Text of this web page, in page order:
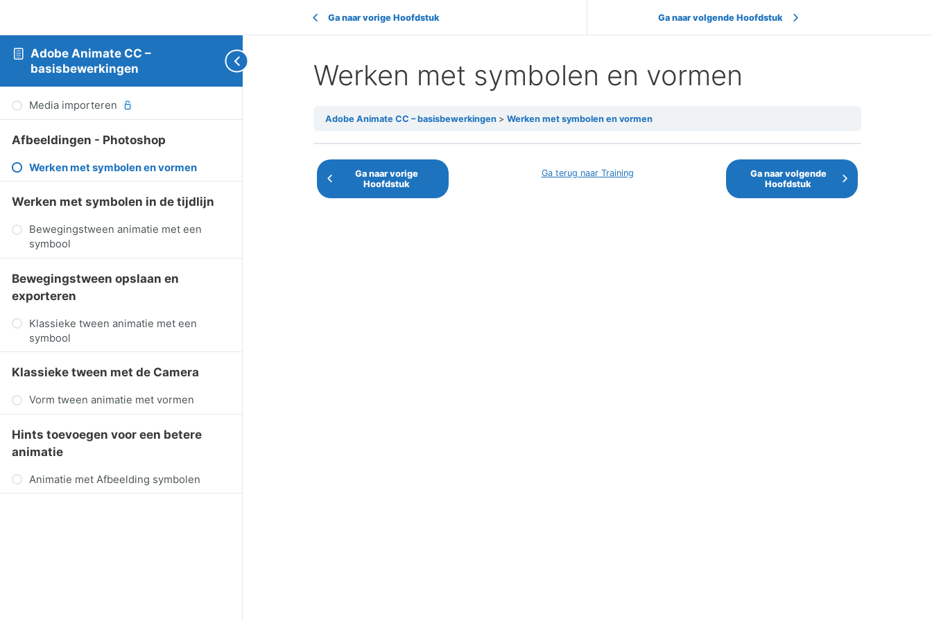
Adobe Animate CC –
basisbewerkingen
Media importeren
Afbeeldingen - Photoshop
Werken met symbolen en vormen
Werken met symbolen in de tijdlijn
Bewegingstween animatie met een
symbool
Bewegingstween opslaan en
exporteren
Klassieke tween animatie met een
symbool
Klassieke tween met de Camera
Vorm tween animatie met vormen
Hints toevoegen voor een betere
animatie
Animatie met Afbeelding symbolen
Ga naar vorige Hoofdstuk Ga naar volgende Hoofdstuk
Werken met symbolen en vormen
Adobe Animate CC – basisbewerkingen Werken met symbolen en vormen
Ga naar vorige
Hoofdstuk
Ga terug naar Training
Ga naar volgende
Hoofdstuk